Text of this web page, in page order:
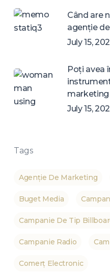
Când are
agenție
July 15,
Poți avea
July 15,
Tags
Agenție De Marketing
Buget Media
Campanie De Tip
Campanie Radio
Comerț Electronic